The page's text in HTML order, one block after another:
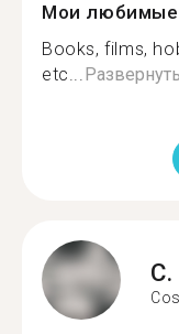
Мои любимые
Books, films,
etc...Развернуть
C.